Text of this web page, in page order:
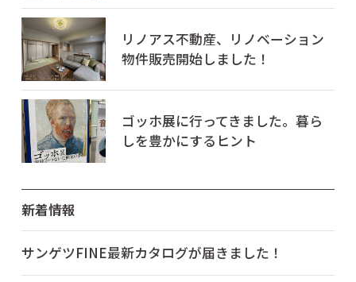
リノアス不動産、リノベーション
物件販売開始しました！
ゴッホ展に行ってきました。暮ら
しを豊かにするヒント
新着情報
サンゲツFINE最新カタログが届きました！